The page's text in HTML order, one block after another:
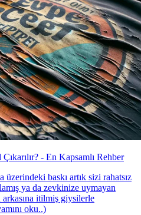
- En Kapsamlı Rehber
baskı artık sizi rahatsız
ya da zevkinize uymayan
arkasına itilmiş giysilerle
oku..)